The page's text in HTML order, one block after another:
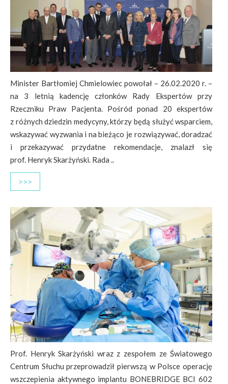
Minister Bartłomiej Chmielowiec powołał – 26.02.2020 r. –
na 3 letnią kadencję członków Rady Ekspertów przy
Rzeczniku Praw Pacjenta. Pośród ponad 20 ekspertów
z różnych dziedzin medycyny, którzy będą służyć wsparciem,
wskazywać wyzwania i na bieżąco je rozwiązywać, doradzać
i przekazywać przydatne rekomendacje, znalazł się
prof. Henryk Skarżyński. Rada ..
>>>
Prof. Henryk Skarżyński wraz z zespołem ze Światowego
Centrum Słuchu przeprowadził pierwszą w Polsce operację
wszczepienia aktywnego implantu BONEBRIDGE BCI 602